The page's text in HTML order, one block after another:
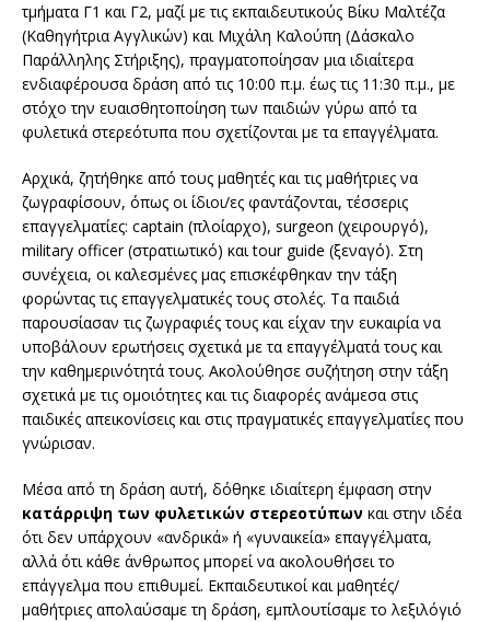
τμήματα Γ1 και Γ2, μαζί με τις εκπαιδευτικούς Βίκυ Μαλτέζα
(Καθηγήτρια Αγγλικών) και Μιχάλη Καλούπη (Δάσκαλο
Παράλληλης Στήριξης), πραγματοποίησαν μια ιδιαίτερα
ενδιαφέρουσα δράση από τις 10:00 π.μ. έως τις 11:30 π.μ., με
στόχο την ευαισθητοποίηση των παιδιών γύρω από τα
φυλετικά στερεότυπα που σχετίζονται με τα επαγγέλματα.
Αρχικά, ζητήθηκε από τους μαθητές και τις μαθήτριες να
ζωγραφίσουν, όπως οι ίδιοι/ες φαντάζονται, τέσσερις
επαγγελματίες: captain (πλοίαρχο), surgeon (χειρουργό),
military officer (στρατιωτικό) και tour guide (ξεναγό). Στη
συνέχεια, οι καλεσμένες μας επισκέφθηκαν την τάξη
φορώντας τις επαγγελματικές τους στολές. Τα παιδιά
παρουσίασαν τις ζωγραφιές τους και είχαν την ευκαιρία να
υποβάλουν ερωτήσεις σχετικά με τα επαγγέλματά τους και
την καθημερινότητά τους. Ακολούθησε συζήτηση στην τάξη
σχετικά με τις ομοιότητες και τις διαφορές ανάμεσα στις
παιδικές απεικονίσεις και στις πραγματικές επαγγελματίες που
γνώρισαν.
Μέσα από τη δράση αυτή, δόθηκε ιδιαίτερη έμφαση στην
κατάρριψη των φυλετικών στερεοτύπων και στην ιδέα
ότι δεν υπάρχουν «ανδρικά» ή «γυναικεία» επαγγέλματα,
αλλά ότι κάθε άνθρωπος μπορεί να ακολουθήσει το
επάγγελμα που επιθυμεί. Εκπαιδευτικοί και μαθητές/
μαθήτριες απολαύσαμε τη δράση, εμπλουτίσαμε το λεξιλόγιό